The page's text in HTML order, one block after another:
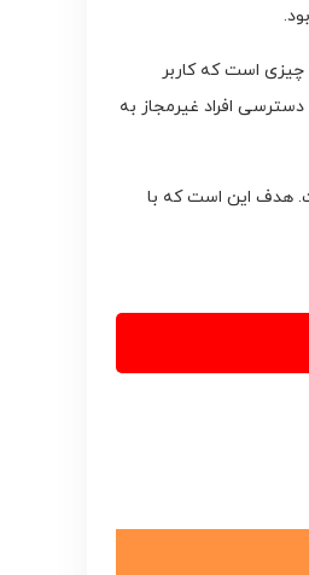
چیزی است که کاربر
افراد غیرمجاز به
هدف این است که با